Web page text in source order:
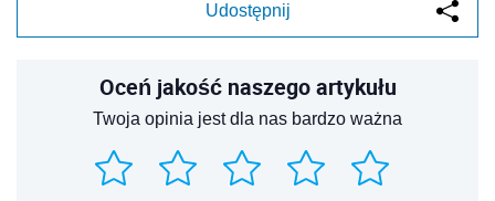
Udostępnij
Oceń jakość naszego artykułu
Twoja opinia jest dla nas bardzo ważna